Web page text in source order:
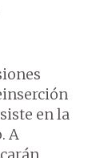
en la
A